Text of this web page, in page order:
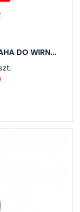
DO WIRN...